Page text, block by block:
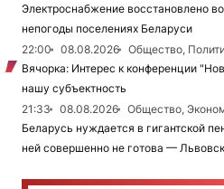
Электроснабжение восстановлено
непогоды поселениях Беларуси
22:00
08.08.2026
Общество,
Вячорка: Интерес к конференции
нашу субъектность
21:33
08.08.2026
Общество,
Беларусь нуждается в гигантской
ней совершенно не готова —